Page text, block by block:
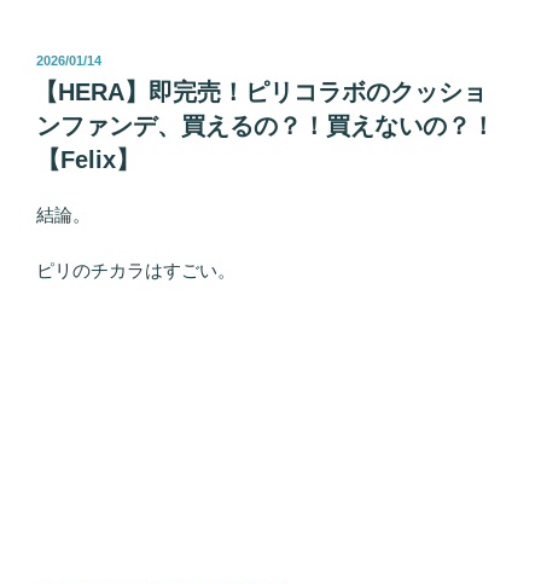
投
日:
2026/01/14
【HERA】即完売！ピリコラボのクッショ
ンファンデ、買えるの？！買えないの？！
【Felix】
結論。
ピリのチカラはすごい。